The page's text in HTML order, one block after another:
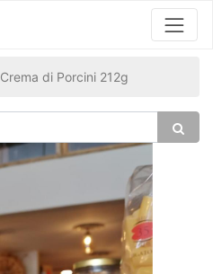
Crema di Porcini 212g